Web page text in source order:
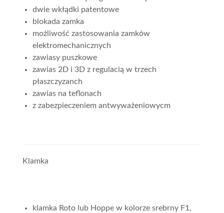
dwie wkłądki patentowe
blokada zamka
możliwość zastosowania zamków
elektromechanicznych
zawiasy puszkowe
zawias 2D i 3D z regulacią w trzech
płaszczyzanch
zawias na teflonach
z zabezpieczeniem antwyważeniowycm
Klamka
klamka Roto lub Hoppe w kolorze srebrny F1,